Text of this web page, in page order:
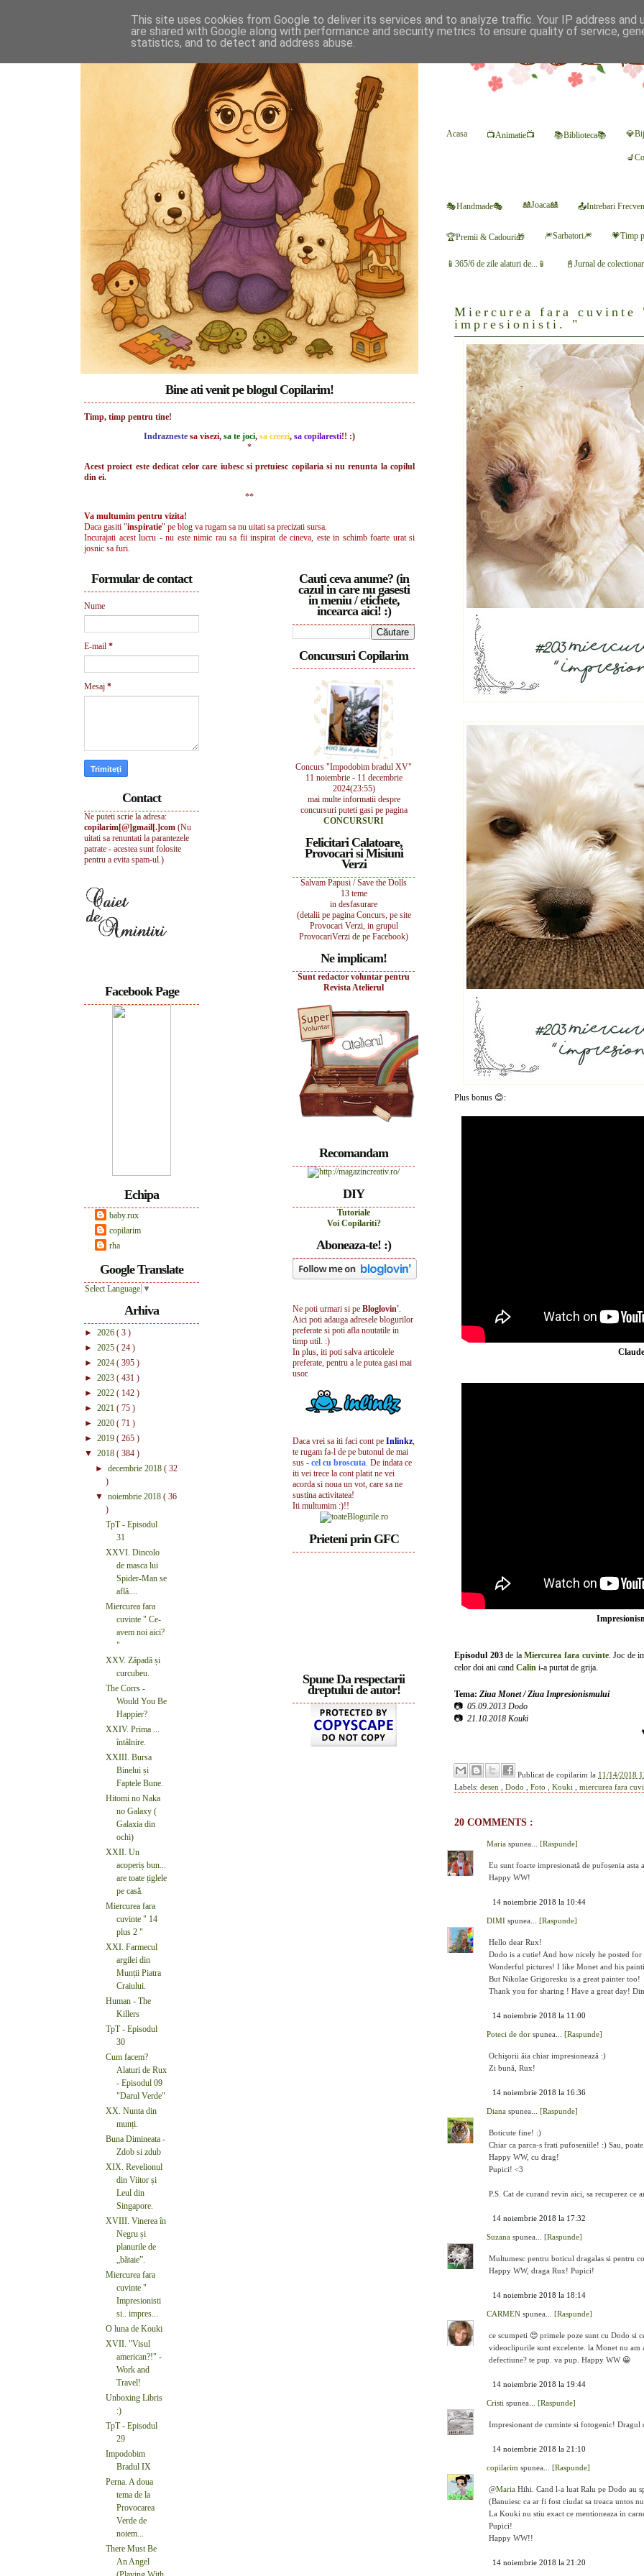
Acasa 📺Animatie📺 📚Biblioteca📚
🎭Handmade🎭 🎎Joaca🎎 📤Intrebari
🏆Premii & Cadouri🎁 🎆Sarbatori🎆 💗Timp
📱365/6 de zile alaturi de...📱 📓Jurnal de
Miercurea fara
impresionisti. "
Plus bonus 😊:
Episodul 203de laMiercurea fara cuvinte. Joc de
celor doi ani cand Calin i-a purtat de grija.
Tema: Ziua Monet / Ziua Impresionismului
📷 05.09.2013 Dodo
📷 21.10.2018 Kouki
Publicat de copilarim la 11/14/2018
Labels: desen Dodo Foto Kouki miercurea fara
20 COMMENTS :
Maria spunea... [Raspunde]
Eu sunt foarte impresionată de pufoșenia asta
Happy WW!
14 noiembrie 2018 la 10:44
DIMI spunea... [Raspunde]
Hello dear Rux!
Dodo is a cutie! And how nicely he posted
Wonderful pictures! I like Monet and his
But Nikolae Grigoresku is a great painter too!
Thank you for sharing ! Have a great day!
14 noiembrie 2018 la 11:00
Poteci de dor spunea... [Raspunde]
Ochişorii ăia chiar impresionează :)
Zi bună, Rux!
14 noiembrie 2018 la 16:36
Diana spunea... [Raspunde]
Boticute fine! :)
Chiar ca parca-s frati pufoseniile! :) Sau,
Happy WW, cu drag!
Pupici! <3
P.S. Cat de curand revin aici, sa recuperez ce
14 noiembrie 2018 la 17:32
Suzana spunea... [Raspunde]
Multumesc pentru boticul dragalas si pentru
Happy WW, draga Rux! Pupici!
14 noiembrie 2018 la 18:14
CARMEN spunea... [Raspunde]
ce scumpeti 😍 primele poze sunt cu Dodo si
videoclipurile sunt excelente. la Monet nu am
defectiune? te pup. va pup. Happy WW 😀
14 noiembrie 2018 la 19:44
Cristi spunea... [Raspunde]
Impresionant de cuminte si fotogenic! Dragul
14 noiembrie 2018 la 21:10
copilarim spunea... [Raspunde]
@Maria Hihi. Cand l-a luat Ralu pe Dodo au
(Banuiesc ca ar fi fost ciudat sa treaca untos
La Kouki nu stiu exact ce mentioneaza in
Pupici!
Happy WW!!
14 noiembrie 2018 la 21:20
Bine ati venit pe blogul Copilarim!
Timp, timp pentru tine!
Indrazneste sa visezi, sa te joci, sa creezi, sa copilaresti!! :)
*
Acest proiect este dedicat celor care iubesc si pretuiesc copilaria si nu renunta la copilul
din ei.
**
Va multumim pentru vizita!
Daca gasiti "inspiratie" pe blog va rugam sa nu uitati sa precizati sursa.
Incurajati acest lucru - nu este nimic rau sa fii inspirat de cineva, este in schimb foarte urat si
josnic sa furi.
Cauti ceva anume? (in
cazul in care nu gasesti
in meniu / etichete,
incearca aici! :)
Concursuri Copilarim
Concurs "Impodobim bradul XV"
11 noiembrie - 11 decembrie
2024(23:55)
mai multe informatii despre
concursuri puteti gasi pe pagina
CONCURSURI
Felicitari Calatoare,
Provocari si Misiuni
Verzi
Salvam Papusi / Save the Dolls
13 teme
in desfasurare
(detalii pe pagina Concurs, pe site
Provocari Verzi, in grupul
ProvocariVerzi de pe Facebook)
Ne implicam!
Sunt redactor voluntar pentru
Revista Atelierul
Recomandam
DIY
Tutoriale
Voi Copilariti?
Aboneaza-te! :)
Ne poti urmari si pe Bloglovin'.
Aici poti adauga adresele blogurilor
preferate si poti afla noutatile in
timp util. :)
In plus, iti poti salva articolele
preferate, pentru a le putea gasi mai
usor.
Daca vrei sa iti faci cont pe Inlinkz,
te rugam fa-l de pe butonul de mai
sus - cel cu broscuta. De indata ce
iti vei trece la cont platit ne vei
acorda si noua un vot, care sa ne
sustina activitatea!
Iti multumim :)!!
Prieteni prin GFC
Spune Da respectarii
dreptului de autor!
Formular de contact
Nume
E-mail *
Mesaj *
Contact
Ne puteti scrie la adresa:
copilarim[@]gmail[.]com (Nu
uitati sa renuntati la parantezele
patrate - acestea sunt folosite
pentru a evita spam-ul.)
Facebook Page
Echipa
baby.rux
copilarim
rha
Google Translate
Select Language ▼
Arhiva
► 2026 ( 3 )
► 2025 ( 24 )
► 2024 ( 395 )
► 2023 ( 431 )
► 2022 ( 142 )
► 2021 ( 75 )
► 2020 ( 71 )
► 2019 ( 265 )
▼ 2018 ( 384 )
► decembrie 2018 ( 32
)
▼ noiembrie 2018 ( 36
)
TpT - Episodul
31
XXVI. Dincolo
de masca lui
Spider-Man se
află....
Miercurea fara
cuvinte " Ce-
avem noi aici?
"
XXV. Zăpadă și
curcubeu.
The Corrs -
Would You Be
Happier?
XXIV. Prima ...
întâlnire.
XXIII. Bursa
Binelui și
Faptele Bune.
Hitomi no Naka
no Galaxy (
Galaxia din
ochi)
XXII. Un
acoperiș bun...
are toate țiglele
pe casă.
Miercurea fara
cuvinte " 14
plus 2 "
XXI. Farmecul
argilei din
Munții Piatra
Craiului.
Human - The
Killers
TpT - Episodul
30
Cum facem?
Alaturi de Rux
- Episodul 09
"Darul Verde"
XX. Nunta din
munți.
Buna Dimineata -
Zdob si zdub
XIX. Revelionul
din Viitor și
Leul din
Singapore.
XVIII. Vinerea în
Negru și
planurile de
„bătaie”.
Miercurea fara
cuvinte "
Impresionisti
si.. impres...
O luna de Kouki
XVII. "Visul
american?!" -
Work and
Travel!
Unboxing Libris
:)
TpT - Episodul
29
Impodobim
Bradul IX
Perna. A doua
tema de la
Provocarea
Verde de
noiem...
There Must Be
An Angel
This site uses cookies from Google to deliver its services and to analyze traffic. Your IP address and
are shared with Google along with performance and security metrics to ensure quality of service,
statistics, and to detect and address abuse.